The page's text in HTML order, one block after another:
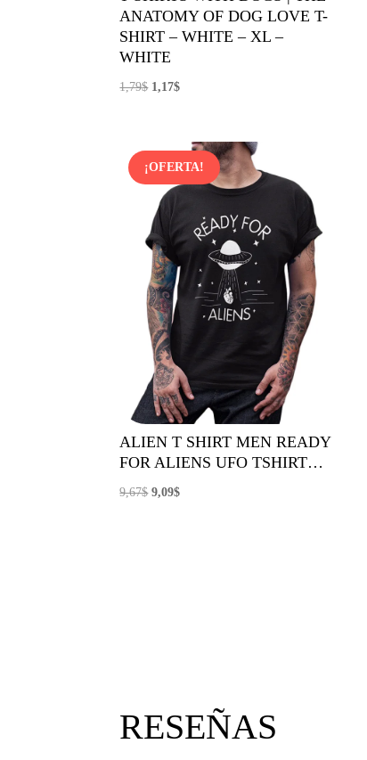
ANATOMY OF DOG LOVE T-
SHIRT – WHITE – XL –
WHITE
1,79$ El
era:
1,17$El
es:
¡OFERTA!
ALIEN T SHIRT MEN READY
FOR ALIENS UFO TSHIRT…
9,67$ El
9,09$El
RESEÑAS